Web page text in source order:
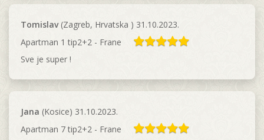
Tomislav(Zagreb, Hrvatska ) 31.10.2023.
Apartman 1 tip2+2 - Frane
Sve je super !
Jana (Kosice) 31.10.2023.
Apartman 7 tip2+2 - Frane